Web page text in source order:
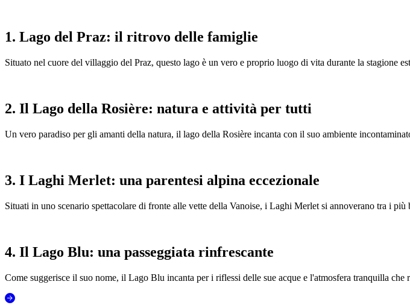
1. Lago del Praz: il ritrovo delle famiglie
Situato nel cuore del villaggio del Praz, questo lago è un vero e proprio luogo di vita durante la stagione
2. Il Lago della Rosière: natura e attività per tutti
Un vero paradiso per gli amanti della natura, il lago della Rosière incanta con il suo ambiente
3. I Laghi Merlet: una parentesi alpina eccezionale
Situati in uno scenario spettacolare di fronte alle vette della Vanoise, i Laghi Merlet si annoverano tra i
4. Il Lago Blu: una passeggiata rinfrescante
Come suggerisce il suo nome, il Lago Blu incanta per i riflessi delle sue acque e l'atmosfera tranquilla che